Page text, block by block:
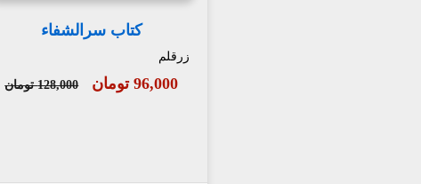
کتاب سرالشفاء
زرقلم
96,000 تومان 128,000 تومان